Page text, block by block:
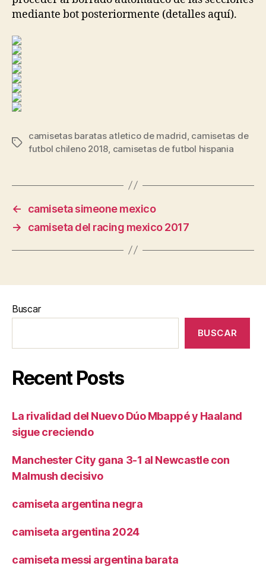
mediante bot posteriormente (detalles aquí).
Etiquetas
camisetas baratas atletico de madrid camisetas de
futbol chileno 2018 camisetas de futbol hispania
←
camiseta simeone mexico
→
camiseta del racing mexico 2017
Buscar
BUSCAR
Recent Posts
La rivalidad del Nuevo Dúo Mbappé y Haaland
sigue creciendo
Manchester City gana 3-1 al Newcastle con
Malmush decisivo
camiseta argentina negra
camiseta argentina 2024
camiseta messi argentina barata